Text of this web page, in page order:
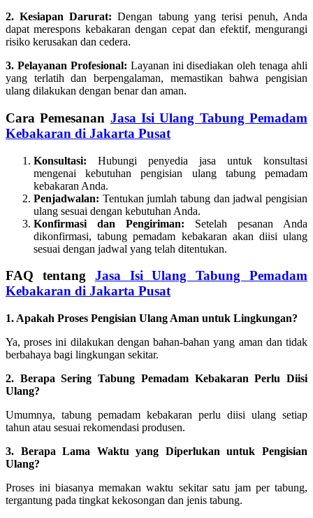
2. Kesiapan Darurat: Dengan tabung yang terisi penuh, Anda
dapat merespons kebakaran dengan cepat dan efektif, mengurangi
risiko kerusakan dan cedera.
3. Pelayanan Profesional: Layanan ini disediakan oleh tenaga ahli
yang terlatih dan berpengalaman, memastikan bahwa pengisian
ulang dilakukan dengan benar dan aman.
Cara Pemesanan Jasa Isi Ulang Tabung Pemadam
Kebakaran di Jakarta Pusat
Konsultasi: Hubungi penyedia jasa untuk konsultasi
mengenai kebutuhan pengisian ulang tabung pemadam
kebakaran Anda.
Penjadwalan: Tentukan jumlah tabung dan jadwal pengisian
ulang sesuai dengan kebutuhan Anda.
Konfirmasi dan Pengiriman: Setelah pesanan Anda
dikonfirmasi, tabung pemadam kebakaran akan diisi ulang
sesuai dengan jadwal yang telah ditentukan.
FAQ tentang Jasa Isi Ulang Tabung Pemadam
Kebakaran di Jakarta Pusat
1. Apakah Proses Pengisian Ulang Aman untuk Lingkungan?
Ya, proses ini dilakukan dengan bahan-bahan yang aman dan tidak
berbahaya bagi lingkungan sekitar.
2. Berapa Sering Tabung Pemadam Kebakaran Perlu Diisi
Ulang?
Umumnya, tabung pemadam kebakaran perlu diisi ulang setiap
tahun atau sesuai rekomendasi produsen.
3. Berapa Lama Waktu yang Diperlukan untuk Pengisian
Ulang?
Proses ini biasanya memakan waktu sekitar satu jam per tabung,
tergantung pada tingkat kekosongan dan jenis tabung.